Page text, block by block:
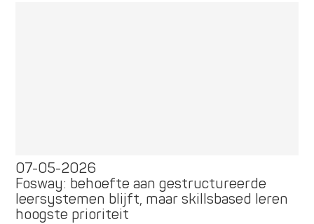
07-05-2026
Fosway: behoefte aan gestructureerde
leersystemen blijft, maar skillsbased leren
hoogste prioriteit